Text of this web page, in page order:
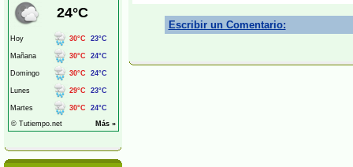
Escribir un Comentario: